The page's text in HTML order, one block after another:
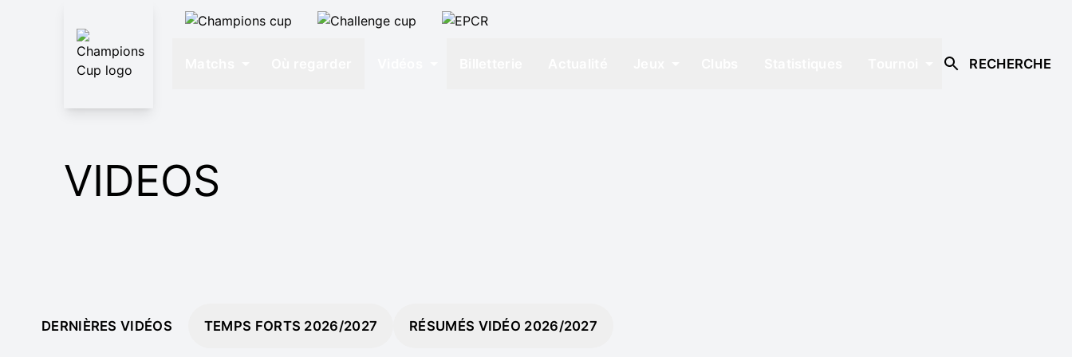
RECHERCHE
VIDEOS
DERNIÈRES VIDÉOS TEMPS FORTS 2026/2027 RÉSUMÉS VIDÉO 2026/2027